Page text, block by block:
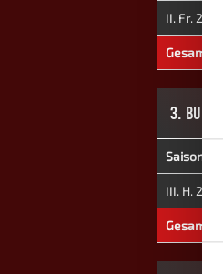
II. Fr. 2021
Gesamt
3.
Saison
III. H. 2021
Gesamt